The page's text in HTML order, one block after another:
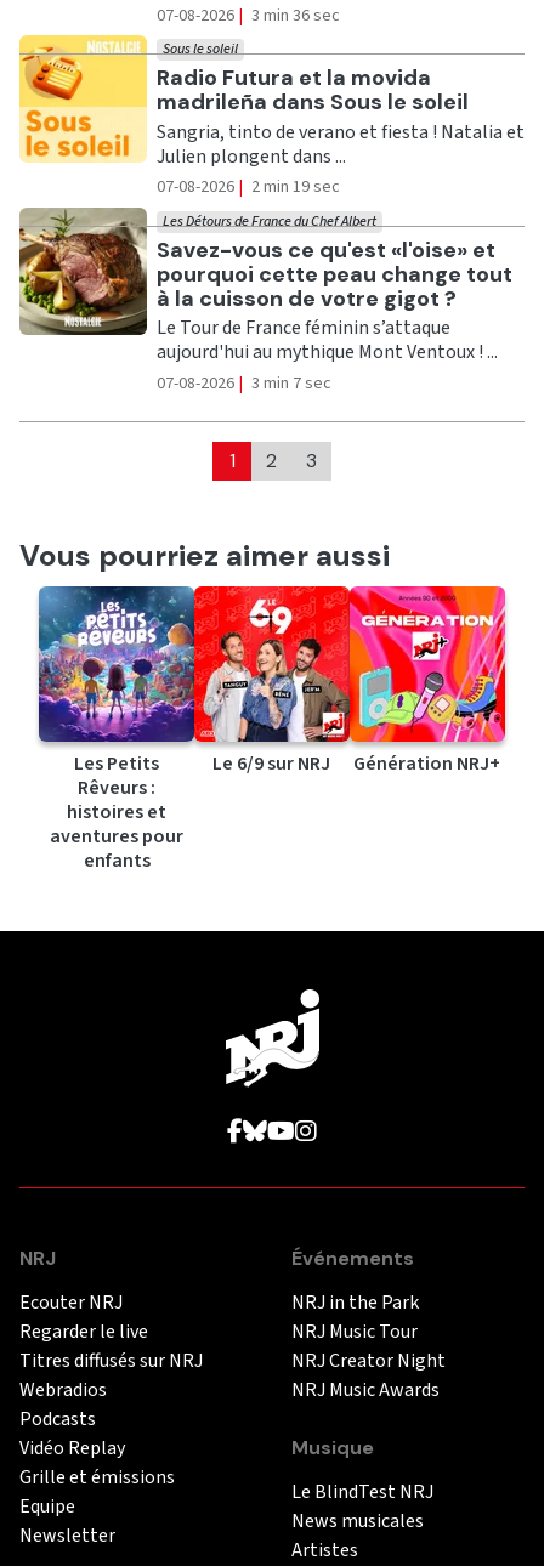
07-08-2026 | 3 min 36 sec
Ecouter
Radio Futura et la movida
madrileña dans Sous le soleil
Sous le soleil
Sangria, tinto de verano et fiesta ! Natalia et
Julien plongent dans ...
07-08-2026 | 2 min 19 sec
Ecouter
Savez-vous ce qu'est «l'oise» et
pourquoi cette peau change tout
à la cuisson de votre gigot ?
Les Détours de France du Chef Albert
Le Tour de France féminin s’attaque
aujourd'hui au mythique Mont Ventoux ! ...
07-08-2026 | 3 min 7 sec
1 2 3
Vous pourriez aimer aussi
Les Petits
Rêveurs :
histoires et
aventures pour
enfants
Le 6/9 sur NRJ Génération NRJ+
NRJ
Ecouter NRJ
Regarder le live
Titres diffusés sur NRJ
Webradios
Podcasts
Vidéo Replay
Grille et émissions
Equipe
Newsletter
Événements
NRJ in the Park
NRJ Music Tour
NRJ Creator Night
NRJ Music Awards
Musique
Le BlindTest NRJ
News musicales
Artistes